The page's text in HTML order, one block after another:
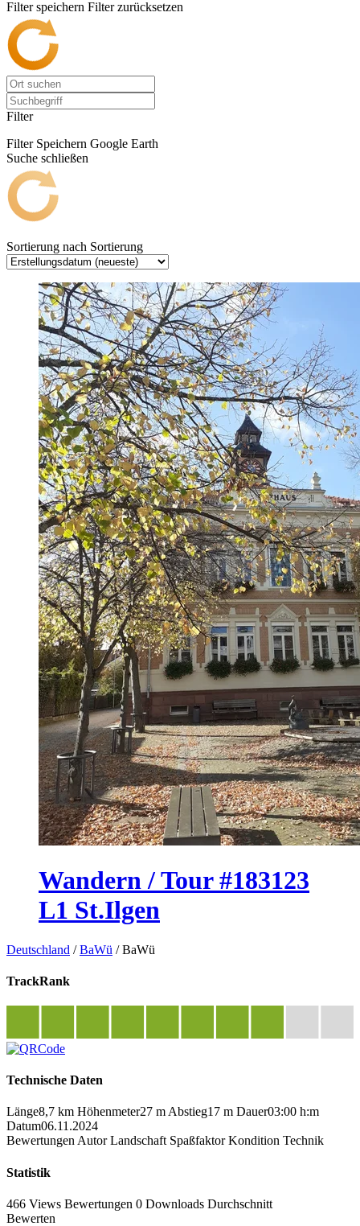
Filter speichern Filter zurücksetzen
Filter
Filter Speichern Google Earth
Suche schließen
Sortierung nach Sortierung
Wandern / Tour #183123
L1 St.Ilgen
Deutschland /BaWü /BaWü
TrackRank
Technische Daten
Länge8,7 km Höhenmeter27 m Abstieg17 m Dauer03:00 h:m
Datum06.11.2024
Bewertungen Autor Landschaft Spaßfaktor Kondition Technik
Statistik
466 Views Bewertungen 0 Downloads Durchschnitt
Bewerten